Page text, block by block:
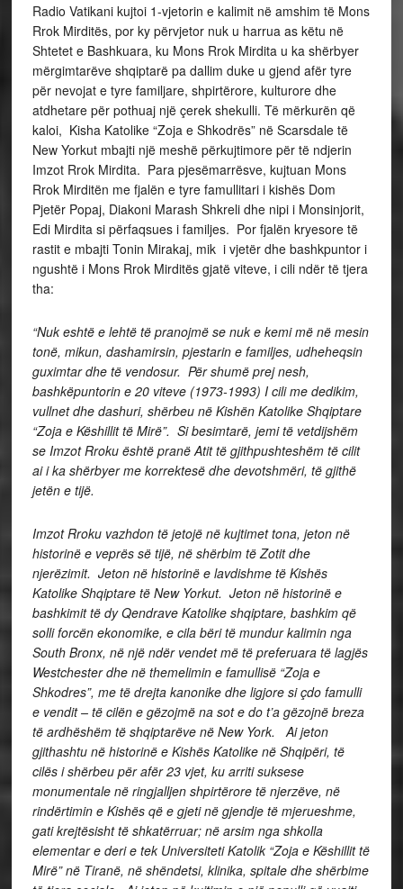
Radio Vatikani kujtoi 1-vjetorin e kalimit në amshim të Mons
Rrok Mirditës, por ky përvjetor nuk u harrua as këtu në
Shtetet e Bashkuara, ku Mons Rrok Mirdita u ka shërbyer
mërgimtarëve shqiptarë pa dallim duke u gjend afër tyre
për nevojat e tyre familjare, shpirtërore, kulturore dhe
atdhetare për pothuaj një çerek shekulli. Të mërkurën që
kaloi, Kisha Katolike “Zoja e Shkodrës” në Scarsdale të
New Yorkut mbajti një meshë përkujtimore për të ndjerin
Imzot Rrok Mirdita. Para pjesëmarrësve, kujtuan Mons
Rrok Mirditën me fjalën e tyre famullitari i kishës Dom
Pjetër Popaj, Diakoni Marash Shkreli dhe nipi i Monsinjorit,
Edi Mirdita si përfaqsues i familjes. Por fjalën kryesore të
rastit e mbajti Tonin Mirakaj, mik i vjetër dhe bashkpuntor i
ngushtë i Mons Rrok Mirditës gjatë viteve, i cili ndër të tjera
tha:
“Nuk eshtë e lehtë të pranojmë se nuk e kemi më në mesin
tonë, mikun, dashamirsin, pjestarin e familjes, udheheqsin
guximtar dhe të vendosur. Për shumë prej nesh,
bashkëpuntorin e 20 viteve (1973-1993) I cili me dedikim,
vullnet dhe dashuri, shërbeu në Kishën Katolike Shqiptare
“Zoja e Këshillit të Mirë”. Si besimtarë, jemi të vetdijshëm
se Imzot Rroku është pranë Atit të gjithpushteshëm të cilit
ai i ka shërbyer me korrektesë dhe devotshmëri, të gjithë
jetën e tijë.
Imzot Rroku vazhdon të jetojë në kujtimet tona, jeton në
historinë e veprës së tijë, në shërbim të Zotit dhe
njerëzimit. Jeton në historinë e lavdishme të Kishës
Katolike Shqiptare të New Yorkut. Jeton në historinë e
bashkimit të dy Qendrave Katolike shqiptare, bashkim që
solli forcën ekonomike, e cila bëri të mundur kalimin nga
South Bronx, në një ndër vendet më të preferuara të lagjës
Westchester dhe në themelimin e famullisë “Zoja e
Shkodres”, me të drejta kanonike dhe ligjore si çdo famulli
e vendit – të cilën e gëzojmë na sot e do t’a gëzojnë breza
të ardhëshëm të shqiptarëve në New York. Ai jeton
gjithashtu në historinë e Kishës Katolike në Shqipëri, të
cilës i shërbeu për afër 23 vjet, ku arriti suksese
monumentale në ringjalljen shpirtërore të njerzëve, në
rindërtimin e Kishës që e gjeti në gjendje të mjerueshme,
gati krejtësisht të shkatërruar; në arsim nga shkolla
elementar e deri e tek Universiteti Katolik “Zoja e Këshillit të
Mirë” në Tiranë, në shëndetsi, klinika, spitale dhe shërbime